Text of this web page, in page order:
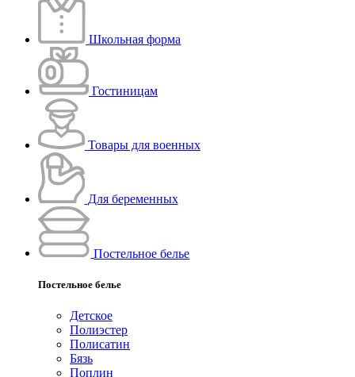
Школьная форма
Гостиницам
Товары для военных
Для беременных
Постельное белье
Постельное белье
Детское
Полиэстeр
Полисатин
Бязь
Поплин